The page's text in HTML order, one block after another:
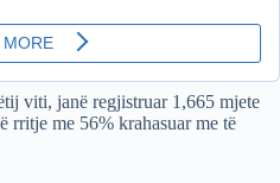
viti, janë regjistruar 1,665 mjete
rritje me 56% krahasuar me të